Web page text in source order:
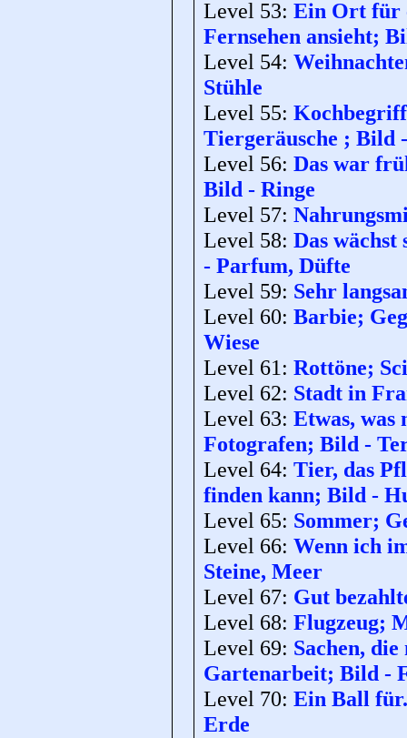
Level 53: Ein Ort für
Fernsehen ansieht;
Level 54:
Stühle
Level 55:
Tiergeräusche ; Bild
Level 56: Das war
Bild - Ringe
Level 57:
Level 58: Das
- Parfum, Düfte
Level 59: Sehr
Level 60: Barbie;
Wiese
Level 61: Rottöne;
Level 62: Stadt in
Level 63: Etwas, was
Fotografen; Bild -
Level 64: Tier, das
finden kann; Bild -
Level 65: Sommer;
Level 66: Wenn ich
Steine, Meer
Level 67: Gut
Level 68: Flugzeug;
Level 69: Sachen,
Gartenarbeit; Bild -
Level 70: Ein Ball
Erde